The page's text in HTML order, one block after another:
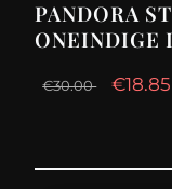
PANDORA
ONEINDIGE
€30.00 €18.85